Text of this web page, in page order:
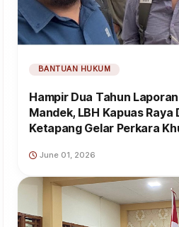
BANTUAN HUKUM
Hampir Dua Tahun
Mandek, LBH Kapuas Raya
Ketapang Gelar Perkara
June 01, 2026